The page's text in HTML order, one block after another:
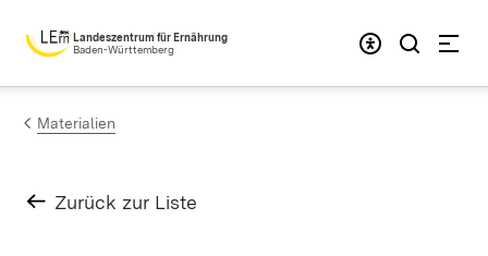
Zum Inhalt springen
Landeszentrum für Ernährung
Baden-Württemberg
Materialien
Zurück zur Liste